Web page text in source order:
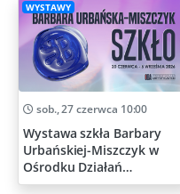
WYSTAWY
sob., 27 czerwca 10:00
Wystawa szkła Barbary
Urbańskiej-Miszczyk w
Ośrodku Działań
Artystycznych